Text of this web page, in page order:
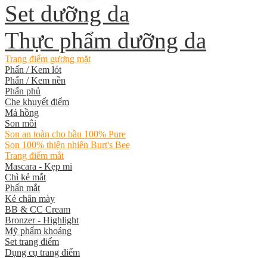
Set dưỡng da
Thực phẩm dưỡng da
Trang điểm gương mặt
Phấn / Kem lót
Phấn / Kem nền
Phấn phủ
Che khuyết điểm
Má hồng
Son môi
Son an toàn cho bầu 100% Pure
Son 100% thiên nhiên Burt's Bee
Trang điểm mắt
Mascara - Kẹp mi
Chì kẻ mắt
Phấn mắt
Kẻ chân mày
BB & CC Cream
Bronzer - Highlight
Mỹ phẩm khoáng
Set trang điểm
Dụng cụ trang điểm